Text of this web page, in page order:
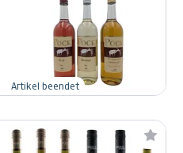
Artikel beendet